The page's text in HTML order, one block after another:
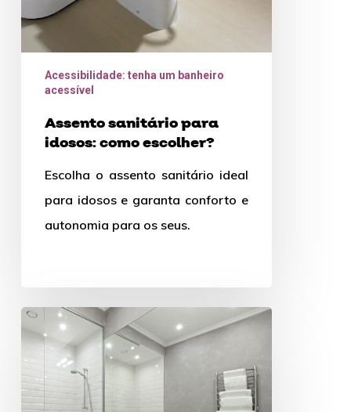
Acessibilidade: tenha um banheiro
acessível
Assento sanitário para
idosos: como escolher?
Escolha o assento sanitário ideal
para idosos e garanta conforto e
autonomia para os seus.
Reforma
de
banheiro:
Saiba